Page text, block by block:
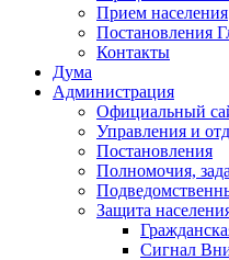
Прием населения
Постановления
Контакты
Дума
Администрация
Официальный
Управления и
Постановления
Полномочия,
Защита
Сигнал